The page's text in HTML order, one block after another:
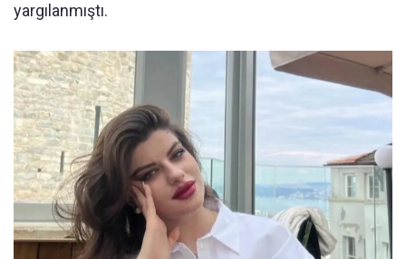
yargılanmıştı.